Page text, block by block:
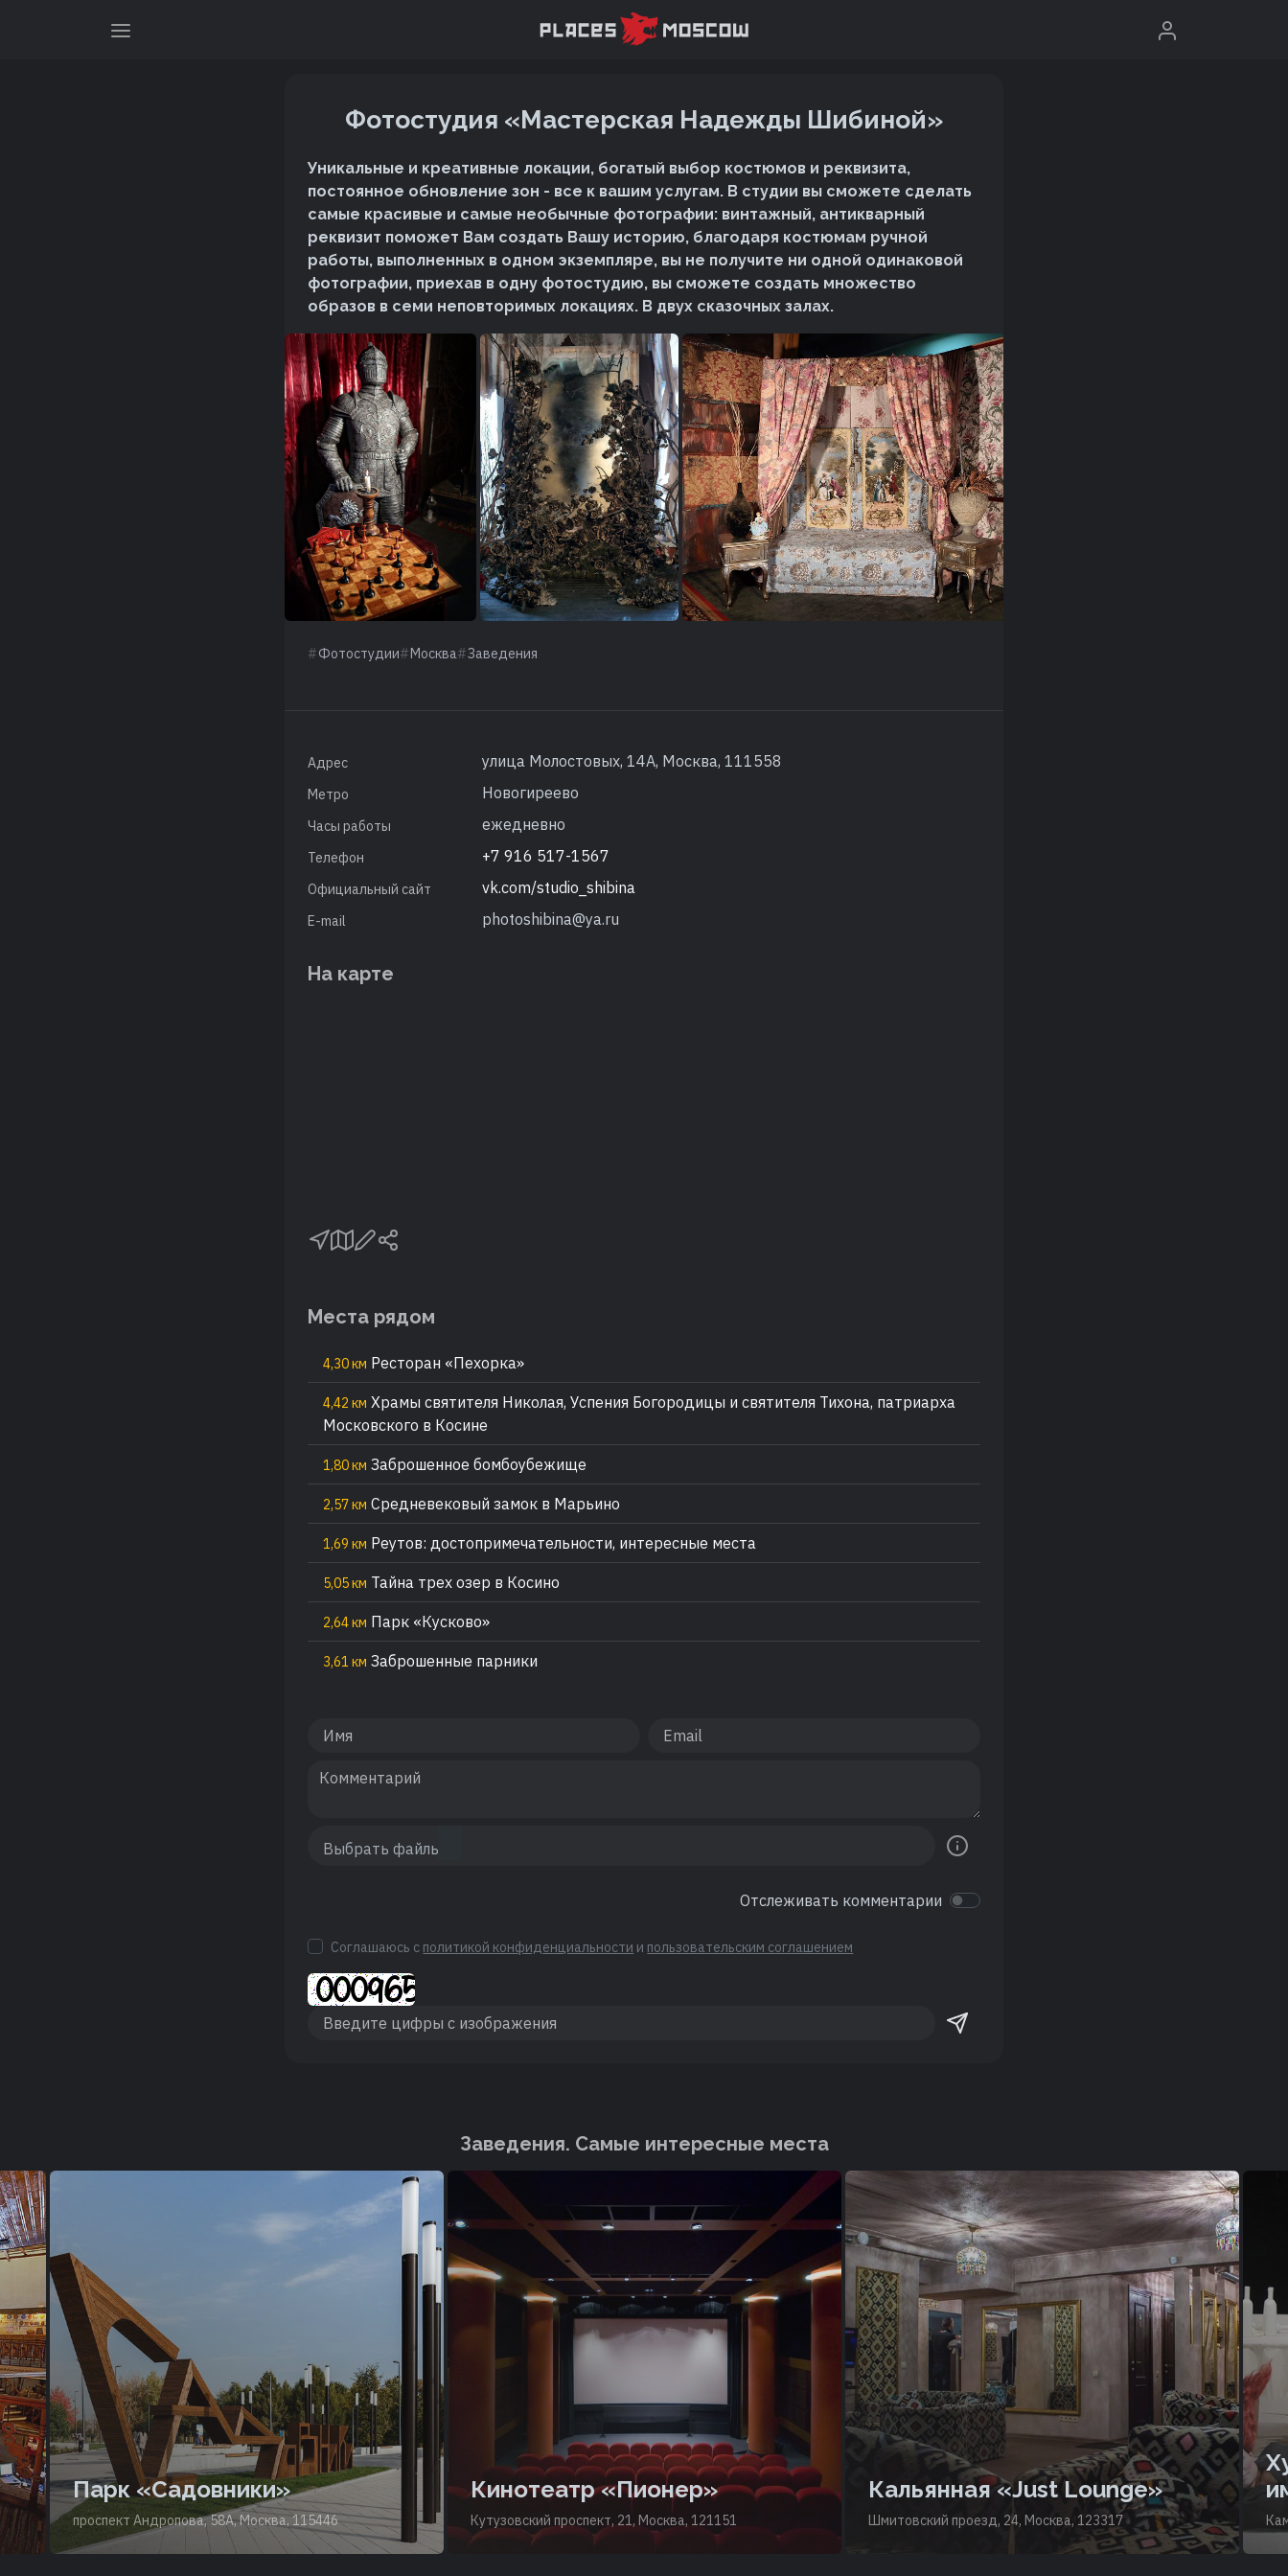
Фотостудия «Мастерская Надежды Шибиной»
Уникальные и креативные локации, богатый выбор костюмов и реквизита,
постоянное обновление зон - все к вашим услугам. В студии вы сможете сделать
самые красивые и самые необычные фотографии: винтажный, антикварный
реквизит поможет Вам создать Вашу историю, благодаря костюмам ручной
работы, выполненных в одном экземпляре, вы не получите ни одной одинаковой
фотографии, приехав в одну фотостудию, вы сможете создать множество
образов в семи неповторимых локациях. В двух сказочных залах.
Фотостудии Москва Заведения
Адрес улица Молостовых, 14А, Москва, 111558
Метро Новогиреево
Часы работы ежедневно
Телефон +7 916 517-1567
Официальный сайт vk.com/studio_shibina
E-mail photoshibina@ya.ru
На карте
Места рядом
4,30 км Ресторан «Пехорка»
4,42 км Храмы святителя Николая, Успения Богородицы и святителя Тихона, патриарха
Московского в Косине
1,80 км Заброшенное бомбоубежище
2,57 км Средневековый замок в Марьино
1,69 км Реутов: достопримечательности, интересные места
5,05 км Тайна трех озер в Косино
2,64 км Парк «Кусково»
3,61 км Заброшенные парники
Отслеживать комментарии
Соглашаюсь с политикой конфиденциальности и пользовательским соглашением
Заведения. Cамые интересные места
Парк «Садовники»
проспект Андропова, 58А, Москва, 115446
Кинотеатр «Пионер»
Кутузовский проспект, 21, Москва, 121151
Кальянная «Just Lounge»
Шмитовский проезд, 24, Москва, 123317